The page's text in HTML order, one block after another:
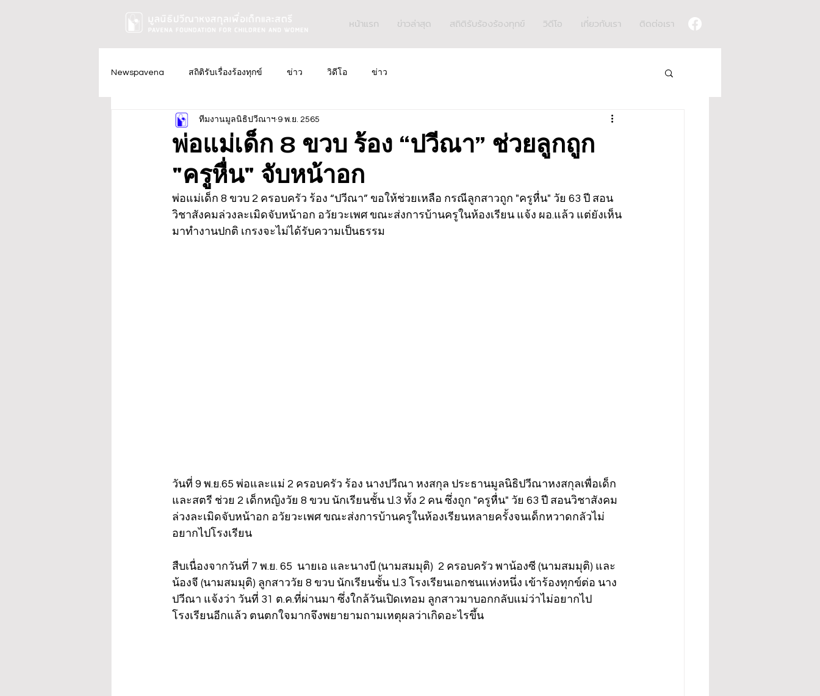
หน้าแรก ข่าวล่าสุด สถิติรับร้องร้องทุกข์ วิดีโอ เกี่ยวกับเรา ติดต่อเรา
Newspavena สถิติรับเรื่องร้องทุกข์ ข่าว วิดีโอ ข่าว
พ่อแม่เด็ก 8 ขวบ ร้อง “ปวีณา” ช่วยลูกถูก
"ครูหื่น" จับหน้าอก
ทีมงานมูลนิธิปวีณาฯ 9 พ.ย. 2565
พ่อแม่เด็ก 8 ขวบ 2 ครอบครัว ร้อง “ปวีณา” ขอให้ช่วยเหลือ กรณีลูกสาวถูก "ครูหื่น" วัย 63 ปี สอน
วิชาสังคมล่วงละเมิดจับหน้าอก อวัยวะเพศ ขณะส่งการบ้านครูในห้องเรียน แจ้ง ผอ.แล้ว แต่ยังเห็น
มาทำงานปกติ เกรงจะไม่ได้รับความเป็นธรรม
วันที่ 9 พ.ย.65 พ่อและแม่ 2 ครอบครัว ร้อง นางปวีณา หงสกุล ประธานมูลนิธิปวีณาหงสกุลเพื่อเด็ก
และสตรี ช่วย 2 เด็กหญิงวัย 8 ขวบ นักเรียนชั้น ป.3 ทั้ง 2 คน ซึ่งถูก "ครูหื่น" วัย 63 ปี สอนวิชาสังคม
ล่วงละเมิดจับหน้าอก อวัยวะเพศ ขณะส่งการบ้านครูในห้องเรียนหลายครั้งจนเด็กหวาดกลัวไม่
อยากไปโรงเรียน
สืบเนื่องจากวันที่ 7 พ.ย. 65  นายเอ และนางบี (นามสมมุติ)  2 ครอบครัว พาน้องซี (นามสมมุติ) และ
น้องจี (นามสมมุติ) ลูกสาววัย 8 ขวบ นักเรียนชั้น ป.3 โรงเรียนเอกชนแห่งหนึ่ง เข้าร้องทุกข์ต่อ นาง
ปวีณา แจ้งว่า วันที่ 31 ต.ค.ที่ผ่านมา ซึ่งใกล้วันเปิดเทอม ลูกสาวมาบอกกลับแม่ว่าไม่อยากไป
โรงเรียนอีกแล้ว ตนตกใจมากจึงพยายามถามเหตุผลว่าเกิดอะไรขึ้น